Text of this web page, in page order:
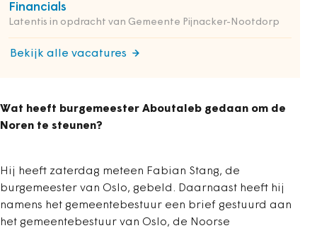
Financials
Latentis in opdracht van Gemeente Pijnacker-Nootdorp
Bekijk alle vacatures
Wat heeft burgemeester Aboutaleb gedaan om de
Noren te steunen?
Hij heeft zaterdag meteen Fabian Stang, de
burgemeester van Oslo, gebeld. Daarnaast heeft hij
namens het gemeentebestuur een brief gestuurd aan
het gemeentebestuur van Oslo, de Noorse